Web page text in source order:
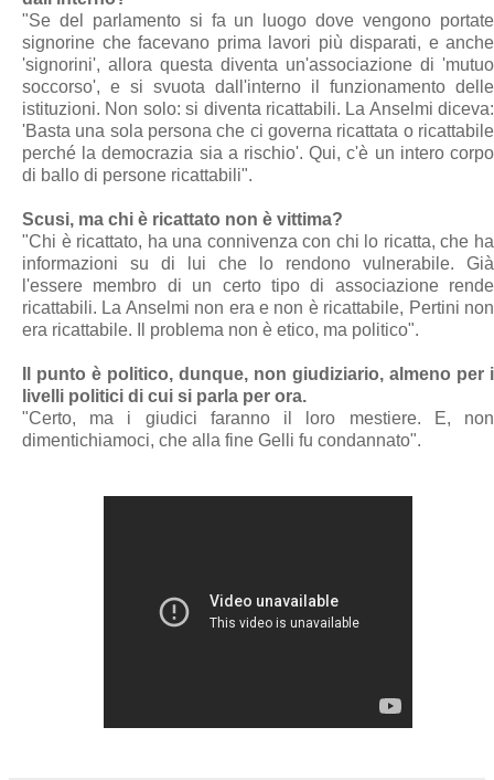
"Se del parlamento si fa un luogo dove vengono portate
signorine che facevano prima lavori più disparati, e anche
'signorini', allora questa diventa un'associazione di 'mutuo
soccorso', e si svuota dall'interno il funzionamento delle
istituzioni. Non solo: si diventa ricattabili. La Anselmi diceva:
'Basta una sola persona che ci governa ricattata o ricattabile
perché la democrazia sia a rischio'. Qui, c'è un intero corpo
di ballo di persone ricattabili".
Scusi, ma chi è ricattato non è vittima?
"Chi è ricattato, ha una connivenza con chi lo ricatta, che ha
informazioni su di lui che lo rendono vulnerabile. Già
l'essere membro di un certo tipo di associazione rende
ricattabili. La Anselmi non era e non è ricattabile, Pertini non
era ricattabile. Il problema non è etico, ma politico".
Il punto è politico, dunque, non giudiziario, almeno per i
livelli politici di cui si parla per ora.
"Certo, ma i giudici faranno il loro mestiere. E, non
dimentichiamoci, che alla fine Gelli fu condannato".